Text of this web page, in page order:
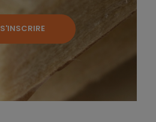
S'INSCRIRE